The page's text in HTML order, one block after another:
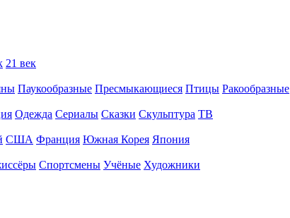
21 век
Паукообразные Пресмыкающиеся Птицы Ракообразные
Одежда Сериалы Сказки Скульптура ТВ
США Франция Южная Корея Япония
Спортсмены Учёные Художники